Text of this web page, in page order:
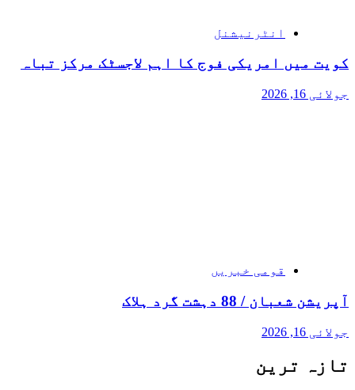
انٹرنیشنل
کویت میں امریکی فوج کا اہم لاجسٹک مرکز تباہ
جولائی 16, 2026
قومی خبریں
آپریشن شعبان / 88 دہشت گرد ہلاک
جولائی 16, 2026
تازہ ترین